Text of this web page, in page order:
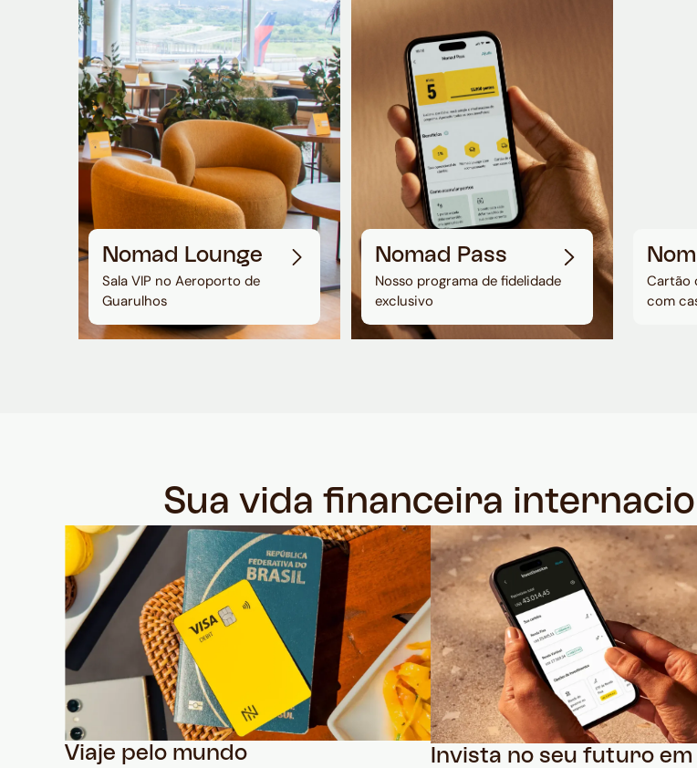
Nomad Lounge
Sala VIP no Aeroporto de
Guarulhos
Nomad Pass
Nosso programa de fidelidade
exclusivo
Cartão
com
Sua vida financeira
Viaje pelo mundo Invista no seu futuro